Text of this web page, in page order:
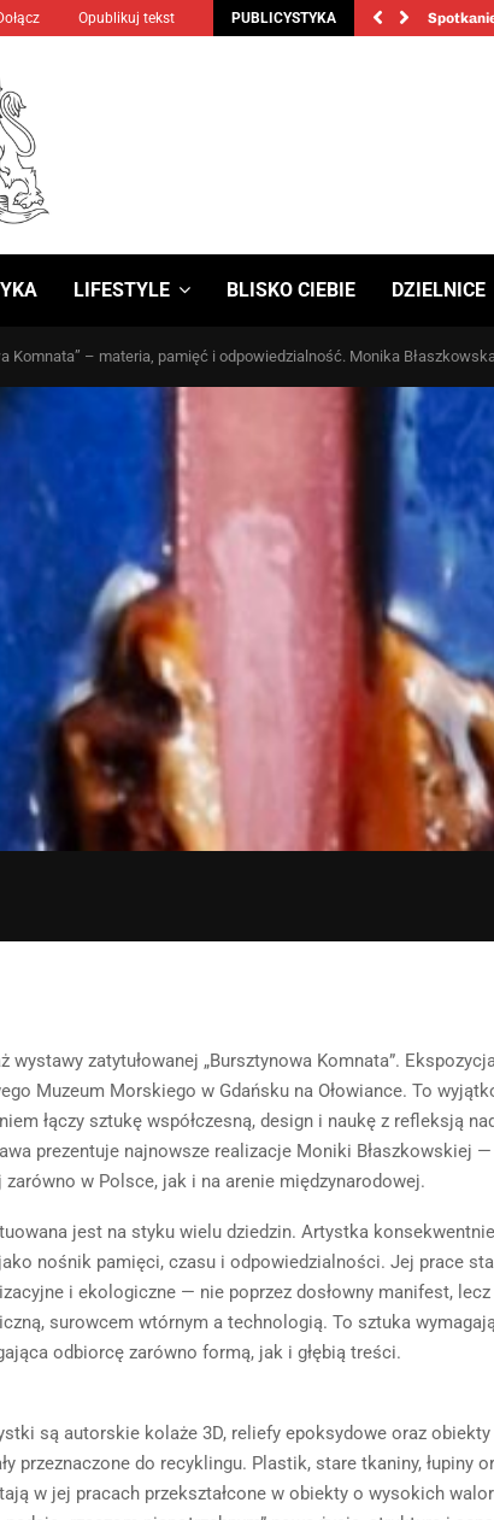
Opublikuj tekst PUBLICYSTYKA
LIFESTYLE BLISKO CIEBIE DZIELNICE
Komnata” – materia, pamięć i odpowiedzialność. Monika
wystawy zatytułowanej „Bursztynowa Komnata”.
Muzeum Morskiego w Gdańsku na Ołowiance. To
łączy sztukę współczesną, design i naukę z refleksją
prezentuje najnowsze realizacje Moniki Błaszkowskiej
w Polsce, jak i na arenie międzynarodowej.
jest na styku wielu dziedzin. Artystka
nośnik pamięci, czasu i odpowiedzialności. Jej prace
i ekologiczne — nie poprzez dosłowny manifest,
surowcem wtórnym a technologią. To sztuka
odbiorcę zarówno formą, jak i głębią treści.
są autorskie kolaże 3D, reliefy epoksydowe oraz
przeznaczone do recyklingu. Plastik, stare tkaniny, łupiny
w jej pracach przekształcone w obiekty o wysokich